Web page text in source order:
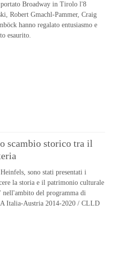
Broadway in Tirolo l'8
Robert Gmachl-Pammer, Craig
hanno regalato entusiasmo e
esaurito.
scambio storico tra il
sono stati presentati i
la storia e il patrimonio culturale
del programma di
Italia-Austria 2014-2020 / CLLD